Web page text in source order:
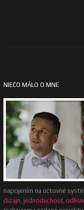
NIEČO MÁLO O MNE
napojením na účtovné
dizajn, jednoduchosť,